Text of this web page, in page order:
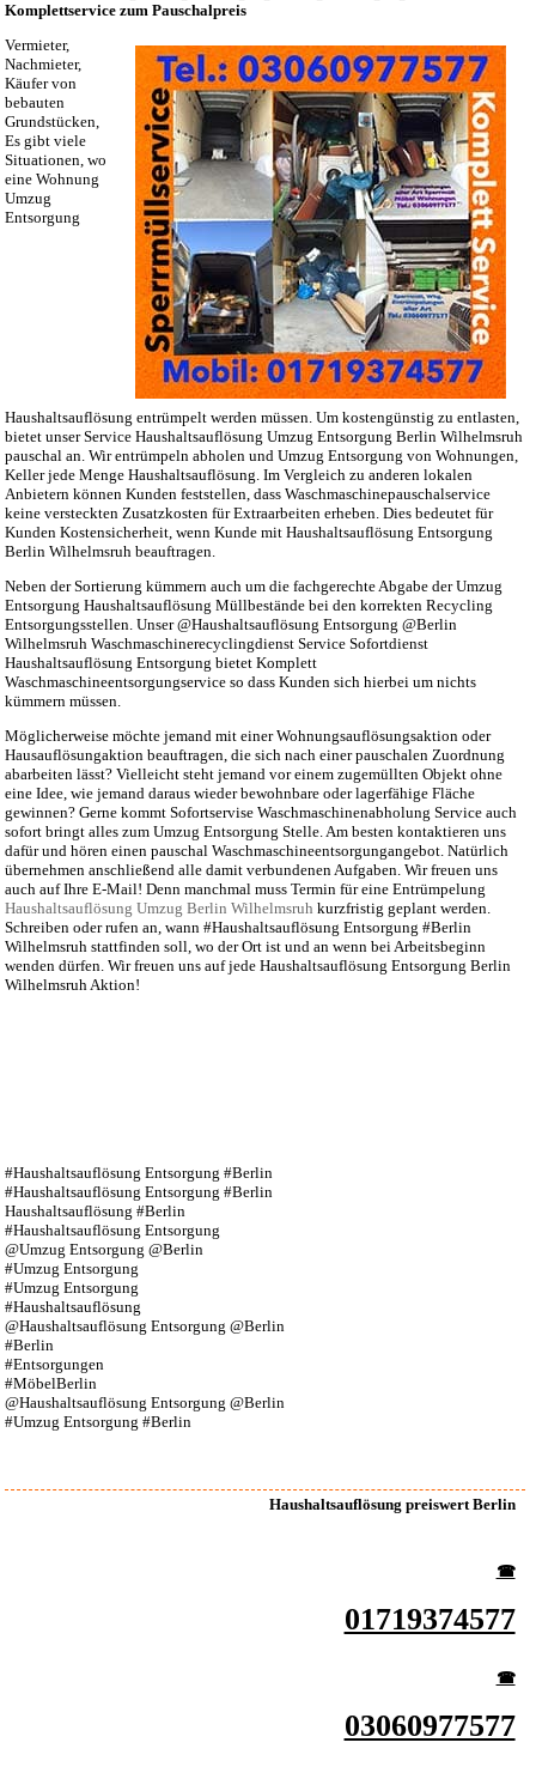
Komplettservice zum Pauschalpreis
Vermieter,
Nachmieter,
Käufer von
bebauten
Grundstücken,
Es gibt viele
Situationen, wo
eine Wohnung
Umzug
Entsorgung
Haushaltsauflösung entrümpelt werden müssen. Um kostengünstig zu entlasten,
bietet unser Service Haushaltsauflösung Umzug Entsorgung Berlin Wilhelmsruh
pauschal an. Wir entrümpeln abholen und Umzug Entsorgung von Wohnungen,
Keller jede Menge Haushaltsauflösung. Im Vergleich zu anderen lokalen
Anbietern können Kunden feststellen, dass Waschmaschinepauschalservice
keine versteckten Zusatzkosten für Extraarbeiten erheben. Dies bedeutet für
Kunden Kostensicherheit, wenn Kunde mit Haushaltsauflösung Entsorgung
Berlin Wilhelmsruh beauftragen.
Neben der Sortierung kümmern auch um die fachgerechte Abgabe der Umzug
Entsorgung Haushaltsauflösung Müllbestände bei den korrekten Recycling
Entsorgungsstellen. Unser @Haushaltsauflösung Entsorgung @Berlin
Wilhelmsruh Waschmaschinerecyclingdienst Service Sofortdienst
Haushaltsauflösung Entsorgung bietet Komplett
Waschmaschineentsorgungservice so dass Kunden sich hierbei um nichts
kümmern müssen.
Möglicherweise möchte jemand mit einer Wohnungsauflösungsaktion oder
Hausauflösungaktion beauftragen, die sich nach einer pauschalen Zuordnung
abarbeiten lässt? Vielleicht steht jemand vor einem zugemüllten Objekt ohne
eine Idee, wie jemand daraus wieder bewohnbare oder lagerfähige Fläche
gewinnen? Gerne kommt Sofortservise Waschmaschinenabholung Service auch
sofort bringt alles zum Umzug Entsorgung Stelle. Am besten kontaktieren uns
dafür und hören einen pauschal Waschmaschineentsorgungangebot. Natürlich
übernehmen anschließend alle damit verbundenen Aufgaben. Wir freuen uns
auch auf Ihre E-Mail! Denn manchmal muss Termin für eine Entrümpelung
Haushaltsauflösung Umzug Berlin Wilhelmsruh kurzfristig geplant werden.
Schreiben oder rufen an, wann #Haushaltsauflösung Entsorgung #Berlin
Wilhelmsruh stattfinden soll, wo der Ort ist und an wenn bei Arbeitsbeginn
wenden dürfen. Wir freuen uns auf jede Haushaltsauflösung Entsorgung Berlin
Wilhelmsruh Aktion!
#Haushaltsauflösung Entsorgung #Berlin
#Haushaltsauflösung Entsorgung #Berlin
Haushaltsauflösung #Berlin
#Haushaltsauflösung Entsorgung
@Umzug Entsorgung @Berlin
#Umzug Entsorgung
#Umzug Entsorgung
#Haushaltsauflösung
@Haushaltsauflösung Entsorgung @Berlin
#Berlin
#Entsorgungen
#MöbelBerlin
@Haushaltsauflösung Entsorgung @Berlin
#Umzug Entsorgung #Berlin
Haushaltsauflösung preiswert Berlin
☎︎
01719374577
☎︎
03060977577